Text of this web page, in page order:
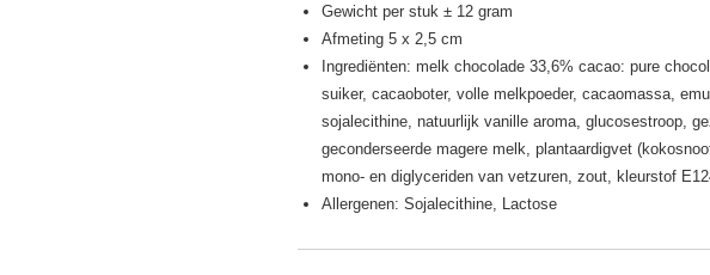
Gewicht per stuk ± 12 gram
Afmeting 5 x 2,5 cm
Ingrediënten: melk chocolade 33,6% cacao: pure
suiker, cacaoboter, volle melkpoeder, cacaomassa,
sojalecithine, natuurlijk vanille aroma, glucosestroop,
geconderseerde magere melk, plantaardigvet
mono- en diglyceriden van vetzuren, zout, kleurstof
Allergenen: Sojalecithine, Lactose